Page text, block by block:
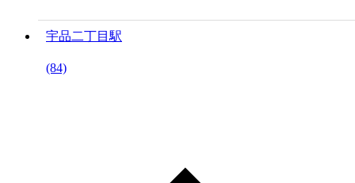
宇品二丁目駅
(84)